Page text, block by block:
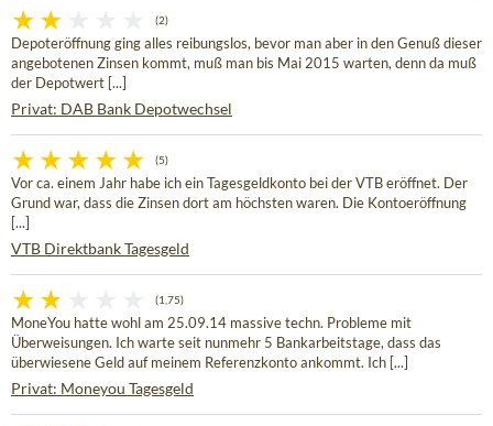
(2)
Depoteröffnung ging alles reibungslos, bevor man aber in den Genuß dieser
angebotenen Zinsen kommt, muß man bis Mai 2015 warten, denn da muß
der Depotwert [...]
Privat: DAB Bank Depotwechsel
(5)
Vor ca. einem Jahr habe ich ein Tagesgeldkonto bei der VTB eröffnet. Der
Grund war, dass die Zinsen dort am höchsten waren. Die Kontoeröffnung
[...]
VTB Direktbank Tagesgeld
(1,75)
MoneYou hatte wohl am 25.09.14 massive techn. Probleme mit
Überweisungen. Ich warte seit nunmehr 5 Bankarbeitstage, dass das
überwiesene Geld auf meinem Referenzkonto ankommt. Ich [...]
Privat: Moneyou Tagesgeld